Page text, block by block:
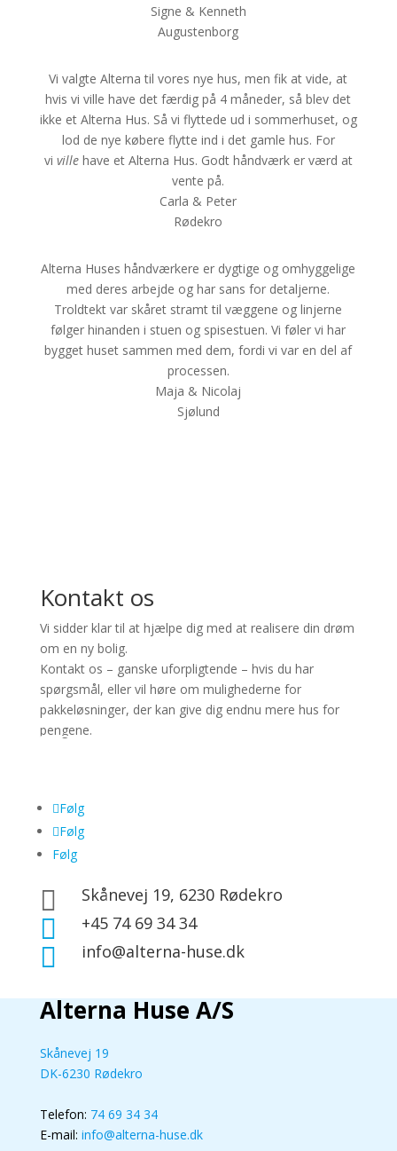
Signe & Kenneth
Augustenborg
Vi valgte Alterna til vores nye hus, men fik at vide, at
hvis vi ville have det færdig på 4 måneder, så blev det
ikke et Alterna Hus. Så vi flyttede ud i sommerhuset, og
lod de nye købere flytte ind i det gamle hus. For
vi villehave et Alterna Hus. Godt håndværk er værd at
vente på.
Carla & Peter
Rødekro
Alterna Huses håndværkere er dygtige og omhyggelige
med deres arbejde og har sans for detaljerne.
Troldtekt var skåret stramt til væggene og linjerne
følger hinanden i stuen og spisestuen. Vi føler vi har
bygget huset sammen med dem, fordi vi var en del af
processen.
Maja & Nicolaj
Sjølund
Kontakt os
Vi sidder klar til at hjælpe dig med at realisere din drøm
om en ny bolig.
Kontakt os – ganske uforpligtende – hvis du har
spørgsmål, eller vil høre om mulighederne for
pakkeløsninger, der kan give dig endnu mere hus for
pengene.
Følg
Følg
Følg
 Skånevej 19, 6230 Rødekro
 +45 74 69 34 34
 info@alterna-huse.dk
Alterna Huse A/S
Skånevej 19
DK-6230 Rødekro
Telefon: 74 69 34 34
E-mail: info@alterna-huse.dk